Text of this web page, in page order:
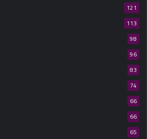
121
113
98
96
83
74
66
66
65